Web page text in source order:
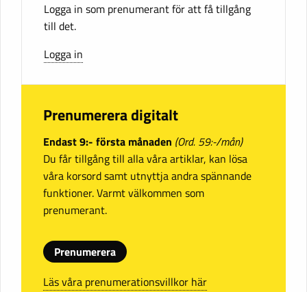
Logga in som prenumerant för att få tillgång
till det.
Logga in
Prenumerera digitalt
Endast 9:- första månaden (Ord. 59:-/mån)
Du får tillgång till alla våra artiklar, kan lösa
våra korsord samt utnyttja andra spännande
funktioner. Varmt välkommen som
prenumerant.
Prenumerera
Läs våra prenumerationsvillkor här